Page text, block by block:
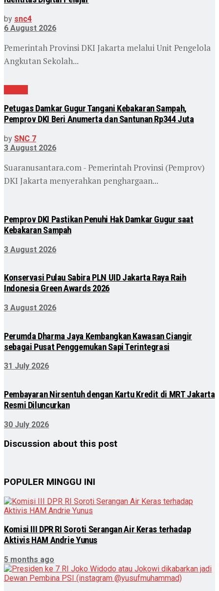
by snc4
6 August 2026
Pemerintah Provinsi DKI Jakarta melalui Unit Pengelola
Angkutan Sekolah...
Petugas Damkar Gugur Tangani Kebakaran Sampah,
Pemprov DKI Beri Anumerta dan Santunan Rp344 Juta
by SNC 7
3 August 2026
Suaranusantara.com - Pemerintah Provinsi (Pemprov)
DKI Jakarta menyerahkan penghargaan...
Pemprov DKI Pastikan Penuhi Hak Damkar Gugur saat
Kebakaran Sampah
3 August 2026
Konservasi Pulau Sabira PLN UID Jakarta Raya Raih
Indonesia Green Awards 2026
3 August 2026
Perumda Dharma Jaya Kembangkan Kawasan Ciangir
sebagai Pusat Penggemukan Sapi Terintegrasi
31 July 2026
Pembayaran Nirsentuh dengan Kartu Kredit di MRT Jakarta
Resmi Diluncurkan
30 July 2026
Discussion about this post
POPULER MINGGU INI
Komisi III DPR RI Soroti Serangan Air Keras terhadap
Aktivis HAM Andrie Yunus
5 months ago